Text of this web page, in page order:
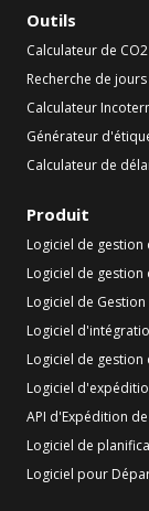
Outils
Calculateur de
Recherche de
Calculateur
Générateur
Calculateur de
Produit
Logiciel de
Logiciel de
Logiciel de
Logiciel
Logiciel de gestion
Logiciel
API d'Expédition
Logiciel de
Logiciel pour